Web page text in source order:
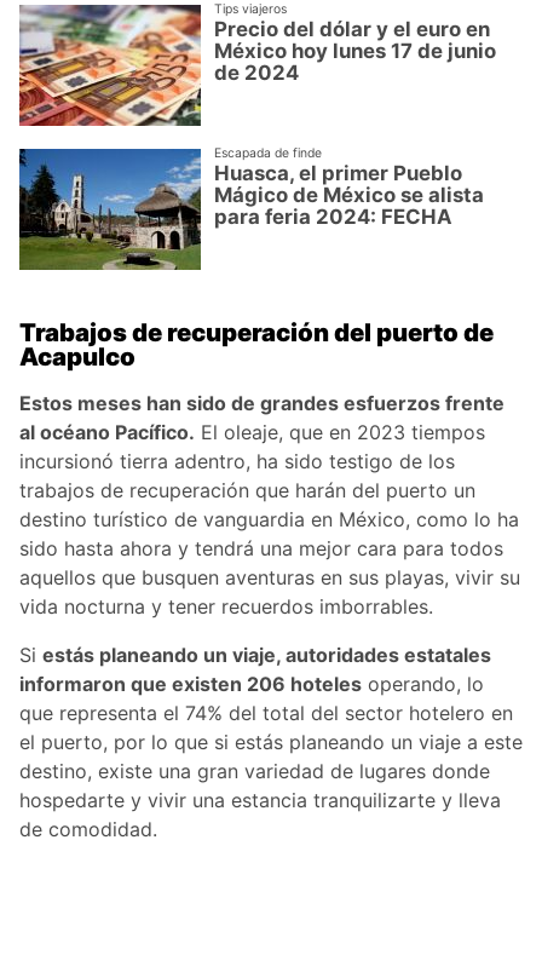
Tips viajeros
Precio del dólar y el euro en
México hoy lunes 17 de junio
de 2024
Escapada de finde
Huasca, el primer Pueblo
Mágico de México se alista
para feria 2024: FECHA
Trabajos de recuperación del puerto de
Acapulco
Estos meses han sido de grandes esfuerzos frente
al océano Pacífico. El oleaje, que en 2023 tiempos
incursionó tierra adentro, ha sido testigo de los
trabajos de recuperación que harán del puerto un
destino turístico de vanguardia en México, como lo ha
sido hasta ahora y tendrá una mejor cara para todos
aquellos que busquen aventuras en sus playas, vivir su
vida nocturna y tener recuerdos imborrables.
Si estás planeando un viaje, autoridades estatales
informaron que existen 206 hoteles operando, lo
que representa el 74% del total del sector hotelero en
el puerto, por lo que si estás planeando un viaje a este
destino, existe una gran variedad de lugares donde
hospedarte y vivir una estancia tranquilizarte y lleva
de comodidad.